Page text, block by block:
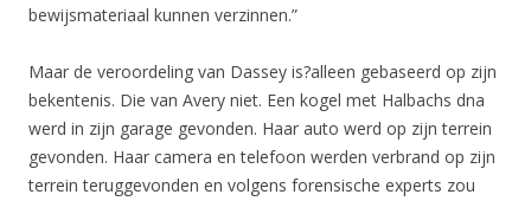
bewijsmateriaal kunnen verzinnen.”
Maar de veroordeling van Dassey is?alleen gebaseerd op zijn
bekentenis. Die van Avery niet. Een kogel met Halbachs dna
werd in zijn garage gevonden. Haar auto werd op zijn terrein
gevonden. Haar camera en telefoon werden verbrand op zijn
terrein teruggevonden en volgens forensische experts zou